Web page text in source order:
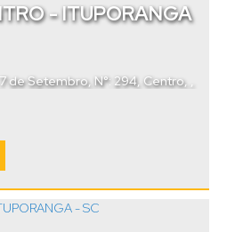
- ITUPORANGA
de Setembro, N°: 294, Centro
,Brasil